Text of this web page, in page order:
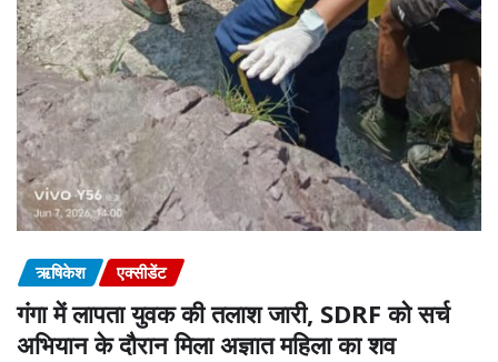
ऋषिकेश एक्सीडेंट
गंगा में लापता युवक की तलाश जारी, SDRF को सर्च
अभियान के दौरान मिला अज्ञात महिला का शव